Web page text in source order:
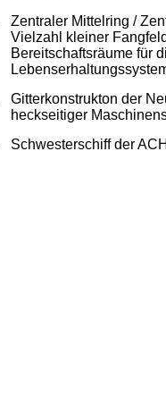
Zentraler Mittelring /
Vielzahl kleiner
Bereitschaftsräume für
Gitterkonstrukton der
heckseitiger
Schwesterschiff der